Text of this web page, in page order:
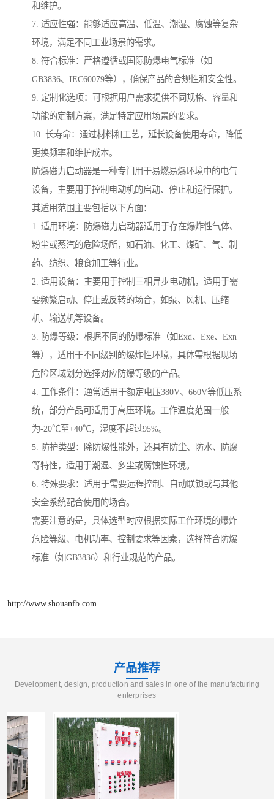
和维护。
7. 适应性强：能够适应高温、低温、潮湿、腐蚀等复杂
环境，满足不同工业场景的需求。
8. 符合标准：严格遵循或国际防爆电气标准（如
GB3836、IEC60079等），确保产品的合规性和安全性。
9. 定制化选项：可根据用户需求提供不同规格、容量和
功能的定制方案，满足特定应用场景的要求。
10. 长寿命：通过材料和工艺，延长设备使用寿命，降低
更换频率和维护成本。
防爆磁力启动器是一种专门用于易燃易爆环境中的电气
设备，主要用于控制电动机的启动、停止和运行保护。
其适用范围主要包括以下方面：
1. 适用环境：防爆磁力启动器适用于存在爆炸性气体、
粉尘或蒸汽的危险场所，如石油、化工、煤矿、气、制
药、纺织、粮食加工等行业。
2. 适用设备：主要用于控制三相异步电动机，适用于需
要频繁启动、停止或反转的场合，如泵、风机、压缩
机、输送机等设备。
3. 防爆等级：根据不同的防爆标准（如Exd、Exe、Exn
等），适用于不同级别的爆炸性环境，具体需根据现场
危险区域划分选择对应防爆等级的产品。
4. 工作条件：通常适用于额定电压380V、660V等低压系
统，部分产品可适用于高压环境。工作温度范围一般
为-20℃至+40℃，湿度不超过95%。
5. 防护类型：除防爆性能外，还具有防尘、防水、防腐
等特性，适用于潮湿、多尘或腐蚀性环境。
6. 特殊要求：适用于需要远程控制、自动联锁或与其他
安全系统配合使用的场合。
需要注意的是，具体选型时应根据实际工作环境的爆炸
危险等级、电机功率、控制要求等因素，选择符合防爆
标准（如GB3836）和行业规范的产品。
http://www.shouanfb.com
产品推荐
Development, design, production and sales in one of the manufacturing
enterprises